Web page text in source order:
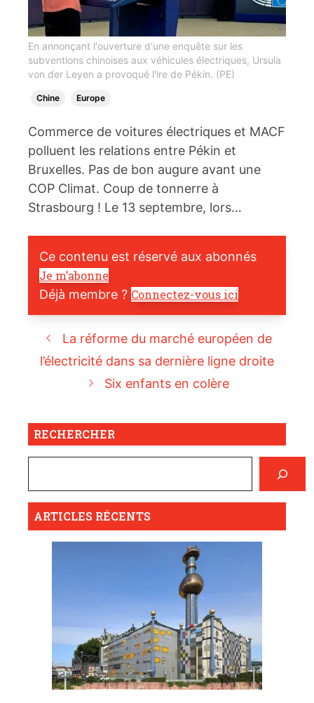
En annonçant l'ouverture d'une enquête sur les
subventions chinoises aux véhicules électriques, Ursula
von der Leyen a provoqué l'ire de Pékin. (PE)
Chine Europe
Commerce de voitures électriques et MACF
polluent les relations entre Pékin et
Bruxelles. Pas de bon augure avant une
COP Climat. Coup de tonnerre à
Strasbourg ! Le 13 septembre, lors…
Ce contenu est réservé aux abonnés
Je m’abonne
Déjà membre ? Connectez-vous ici
La réforme du marché européen de
l’électricité dans sa dernière ligne droite
Six enfants en colère
RECHERCHER
ARTICLES RÉCENTS